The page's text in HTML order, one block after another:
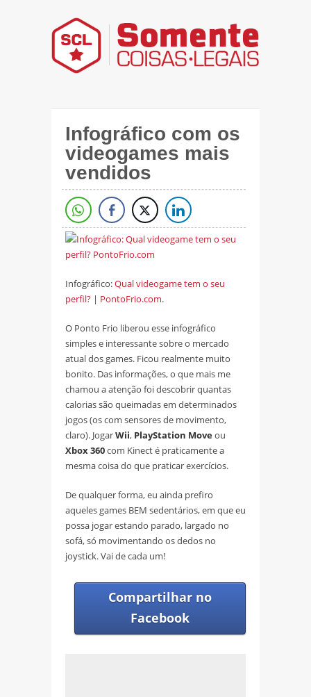
Infográfico com os
videogames mais
vendidos
Infográfico:Qual videogame tem o seu
perfil? | PontoFrio.com.
O Ponto Frio liberou esse infográfico
simples e interessante sobre o mercado
atual dos games. Ficou realmente muito
bonito. Das informações, o que mais me
chamou a atenção foi descobrir quantas
calorias são queimadas em determinados
jogos (os com sensores de movimento,
claro). JogarWii, PlayStation Moveou
Xbox 360com Kinect é praticamente a
mesma coisa do que praticar exercícios.
De qualquer forma, eu ainda prefiro
aqueles games BEM sedentários, em que eu
possa jogar estando parado, largado no
sofá, só movimentando os dedos no
joystick. Vai de cada um!
Compartilhar no
Facebook